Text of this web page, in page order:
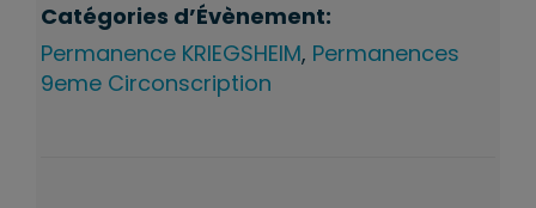
Catégories d’Évènement:
Permanence KRIEGSHEIM, Permanences
9eme Circonscription